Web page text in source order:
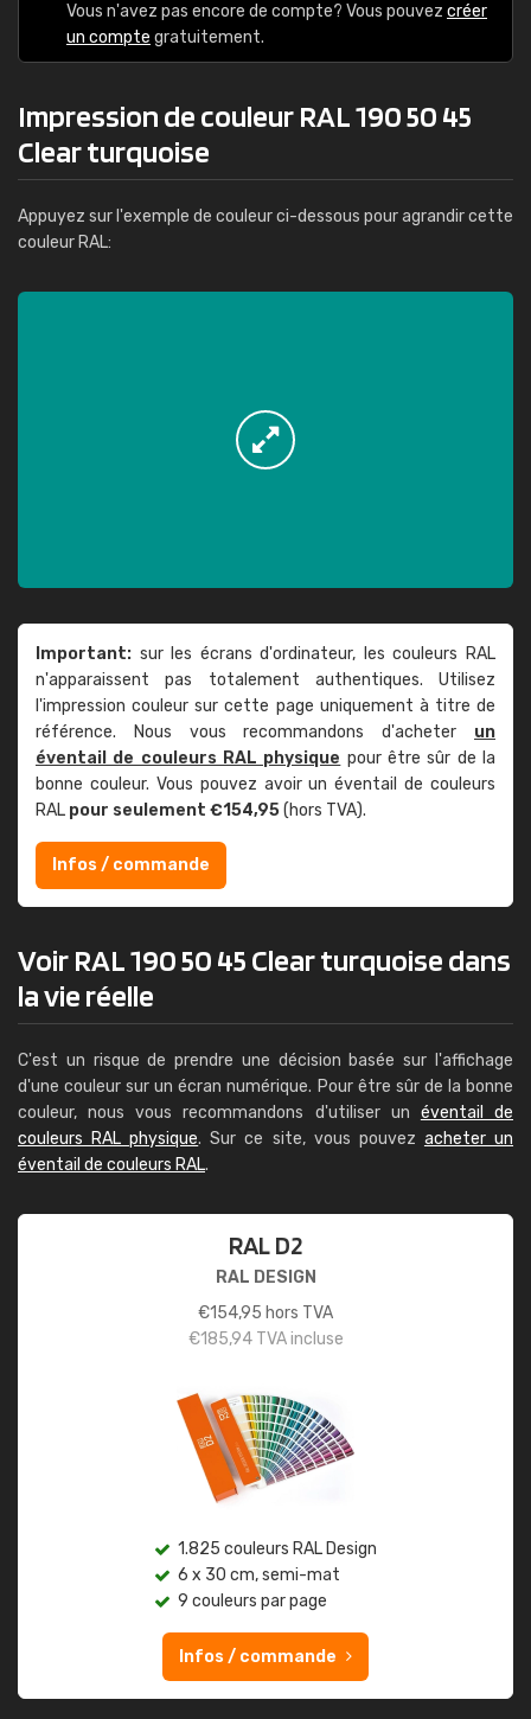
Vous n'avez pas encore de compte? Vous pouvez créer
un compte gratuitement.
Impression de couleur RAL 190 50 45
Clear turquoise
Appuyez sur l'exemple de couleur ci-dessous pour agrandir cette
couleur RAL:
Important: sur les écrans d'ordinateur, les couleurs RAL
n'apparaissent pas totalement authentiques. Utilisez
l'impression couleur sur cette page uniquement à titre de
référence. Nous vous recommandons d'acheter un
éventail de couleurs RAL physique pour être sûr de la
bonne couleur. Vous pouvez avoir un éventail de couleurs
RAL pour seulement €154,95(hors TVA).
Infos / commande
Voir RAL 190 50 45 Clear turquoise dans
la vie réelle
C'est un risque de prendre une décision basée sur l'affichage
d'une couleur sur un écran numérique. Pour être sûr de la bonne
couleur, nous vous recommandons d'utiliser un éventail de
couleurs RAL physique. Sur ce site, vous pouvez acheter un
éventail de couleurs RAL.
RAL D2
RAL DESIGN
€154,95 hors TVA
€185,94TVA incluse
1.825 couleurs RAL Design
6 x 30 cm, semi-mat
9 couleurs par page
Infos / commande